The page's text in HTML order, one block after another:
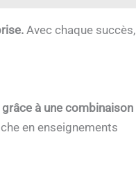
Avec chaque succès,
grâce à une combinaison
en enseignements